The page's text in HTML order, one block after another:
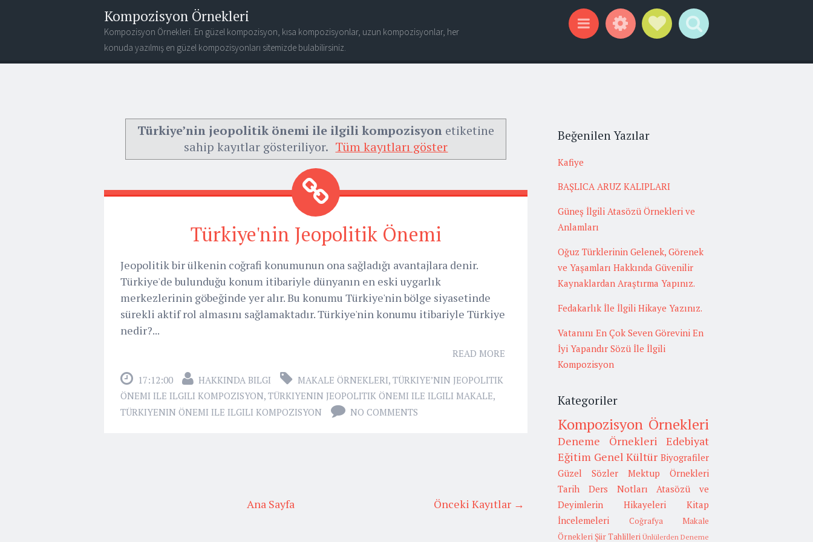
Kompozisyon Örnekleri
Kompozisyon Örnekleri. En güzel kompozisyon, kısa kompozisyonlar, uzun kompozisyonlar, her
konuda yazılmış en güzel kompozisyonları sitemizde bulabilirsiniz.
Türkiye’nin jeopolitik önemi ile ilgili kompozisyon etiketine
sahip kayıtlar gösteriliyor. Tüm kayıtları göster
Türkiye'nin Jeopolitik Önemi
Jeopolitik bir ülkenin coğrafi konumunun ona sağladığı avantajlara denir.
Türkiye'de bulunduğu konum itibariyle dünyanın en eski uygarlık
merkezlerinin göbeğinde yer alır. Bu konumu Türkiye'nin bölge siyasetinde
sürekli aktif rol almasını sağlamaktadır. Türkiye'nin konumu itibariyle Türkiye
nedir?...
READ MORE
17:12:00 HAKKINDA BILGI MAKALE ÖRNEKLERI, TÜRKIYE’NIN JEOPOLITIK
ÖNEMI ILE ILGILI KOMPOZISYON, TÜRKIYENIN JEOPOLITIK ÖNEMI ILE ILGILI MAKALE,
TÜRKIYENIN ÖNEMI ILE ILGILI KOMPOZISYON
NO COMMENTS
Önceki Kayıtlar →
Ana Sayfa
Beğenilen Yazılar
Kafiye
BAŞLICA ARUZ KALIPLARI
Güneş İlgili Atasözü Örnekleri ve
Anlamları
Oğuz Türklerinin Gelenek, Görenek
ve Yaşamları Hakkında Güvenilir
Kaynaklardan Araştırma Yapınız.
Fedakarlık İle İlgili Hikaye Yazınız.
Vatanını En Çok Seven Görevini En
İyi Yapandır Sözü İle İlgili
Kompozisyon
Kategoriler
Kompozisyon Örnekleri
Deneme Örnekleri
Edebiyat
Eğitim Genel Kültür Biyografiler
Güzel Sözler
Mektup Örnekleri
Tarih
Ders Notları
Atasözü ve
Deyimlerin Hikayeleri
Kitap
İncelemeleri
Coğrafya
Makale
Örnekleri Şiir Tahlilleri Ünlülerden Deneme